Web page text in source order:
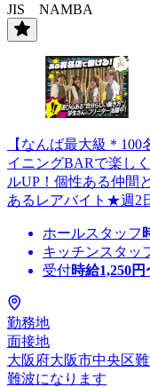
JIS NAMBA
【なんば最大級＊
イニングBARで楽し
ルUP！個性ある仲間
あるレアバイト★週2
ホールスタッフ
キッチンスタッ
受付時給1,250円
勤務地
面接地
大阪府大阪市中央区
難波になります